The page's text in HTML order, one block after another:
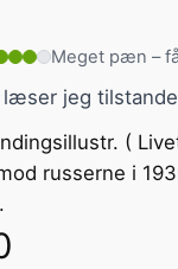
Meget pæn –
læser jeg
(
russerne i